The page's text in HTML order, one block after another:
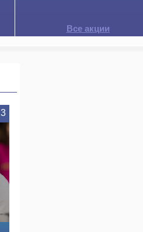
Все акции